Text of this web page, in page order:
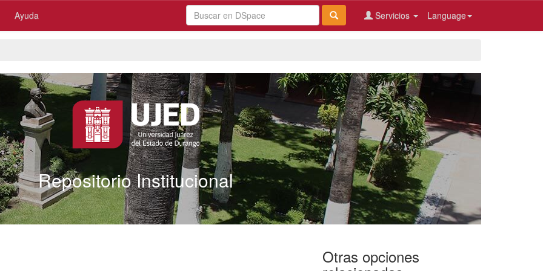
Ayuda Language
Servicios
Repositorio Institucional
Otras opciones